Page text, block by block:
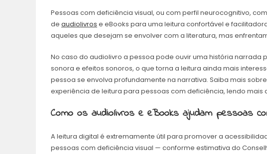
Pessoas com deficiência visual, ou com perfil neurocognitivo,
de audiolivros e eBooks para uma leitura confortável e
aqueles que desejam se envolver com a literatura, mas
No caso do audiolivro a pessoa pode ouvir uma história
sonora e efeitos sonoros, o que torna a leitura ainda mais
pessoa se envolva profundamente na narrativa. Saiba mais
experiência de leitura para pessoas com deficiência, lendo mais
Como os audiolivros e eBooks ajudam pessoas
A leitura digital é extremamente útil para promover a
pessoas com deficiência visual — conforme estimativa do